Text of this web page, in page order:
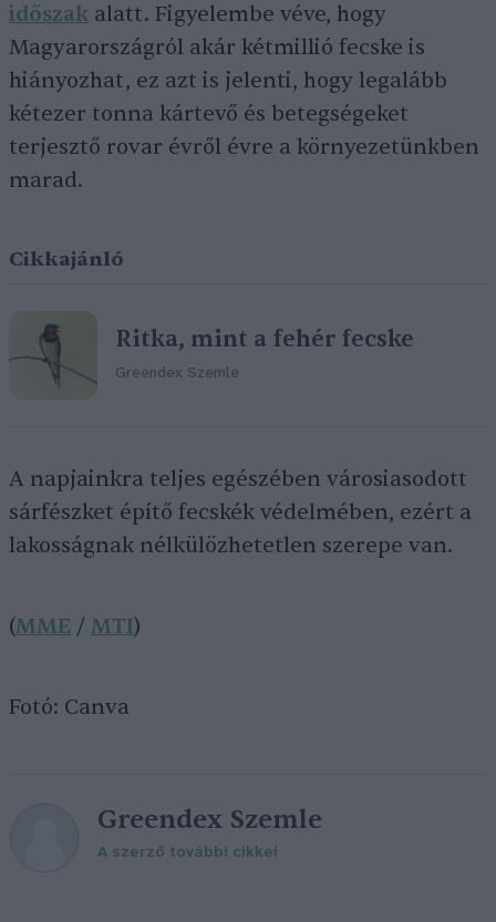
időszak alatt. Figyelembe véve, hogy
Magyarországról akár kétmillió fecske is
hiányozhat, ez azt is jelenti, hogy legalább
kétezer tonna kártevő és betegségeket
terjesztő rovar évről évre a környezetünkben
marad.
Cikkajánló
Ritka, mint a fehér fecske
Greendex Szemle
A napjainkra teljes egészében városiasodott
sárfészket építő fecskék védelmében, ezért a
lakosságnak nélkülözhetetlen szerepe van.
(MME / MTI)
Fotó: Canva
Greendex Szemle
A szerző további cikkei